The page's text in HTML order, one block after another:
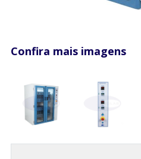
Confira mais imagens